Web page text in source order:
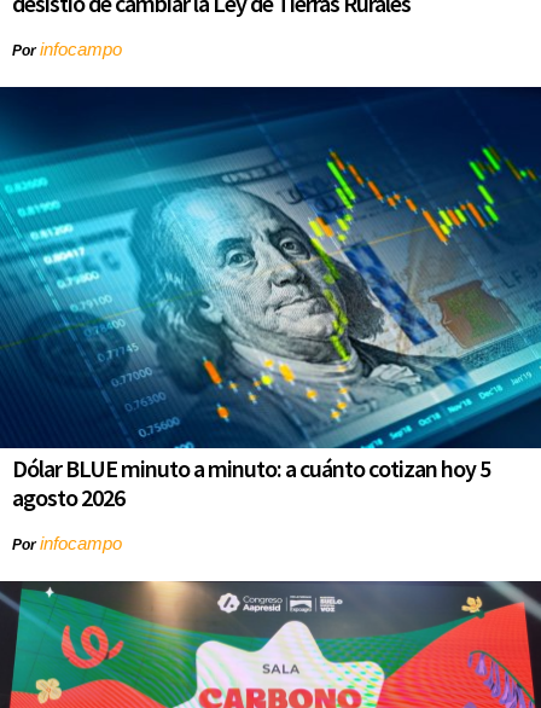
Porinfocampo
Dólar BLUE minuto a minuto: a cuánto cotizan hoy 5
agosto 2026
Porinfocampo